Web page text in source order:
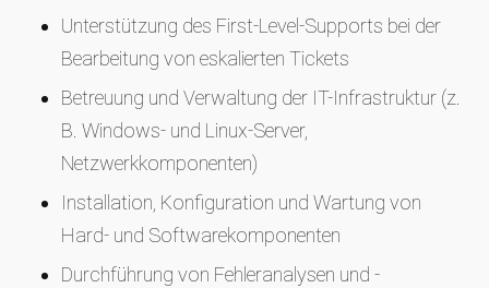
Unterstützung des First-Level-Supports bei der
Bearbeitung von eskalierten Tickets
Betreuung und Verwaltung der IT-Infrastruktur (z.
B. Windows- und Linux-Server,
Netzwerkkomponenten)
Installation, Konfiguration und Wartung von
Hard- und Softwarekomponenten
Durchführung von Fehleranalysen und -